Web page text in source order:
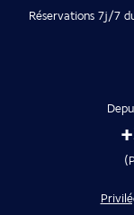
Réservations 7j/7